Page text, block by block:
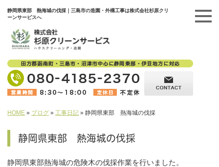
静岡県東部 熱海城の伐採｜三島市の造園・外構工事は株式会社杉原クリ
ーンサービスへ
HOME » ブログ » 工事日記 » 静岡県東部 熱海城の伐採
静岡県東部 熱海城の伐採
静岡県東部熱海城の危険木の伐採作業を行いました。